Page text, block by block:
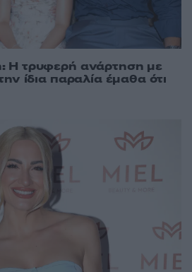
Η τρυφερή ανάρτηση με
ίδια παραλία έμαθα ότι